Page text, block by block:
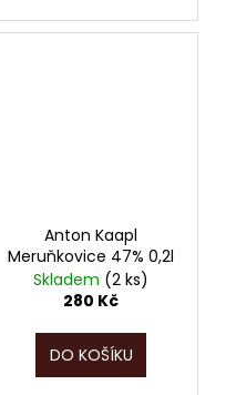
Anton Kaapl
Meruňkovice 47% 0,2l
Skladem (2 ks)
280 Kč
DO KOŠÍKU